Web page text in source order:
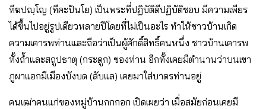
ทีฆปญฺโญ (ทีคะปันโย) เป็นพระที่ปฏิบัติดีปฏิบัติชอบ มีความเพียร
ได้ขึ้นไปอยู่รูปเดียวหลายปีโดยที่ไม่เป็นอะไร ทำให้ชาวบ้านเกิด
ความเคารพท่านและถือว่าเป็นผู้ศักดิ์สิทธิ์คนหนึ่ง ชาวบ้านเคารพ
ทั้งถ้ำและสถูปธาตุ (กระดูก) ของท่าน อีกทั้งเคยมีตำนานว่าบนเขา
ภูผาแอกมีเมืองบังบด (ลับแล) เคยมาใส่บาตรท่านอยู่
คนเฒ่าคนแก่ของหมู่บ้านกกกอก เปิดเผยว่า เมื่อสมัยก่อนเคยมี